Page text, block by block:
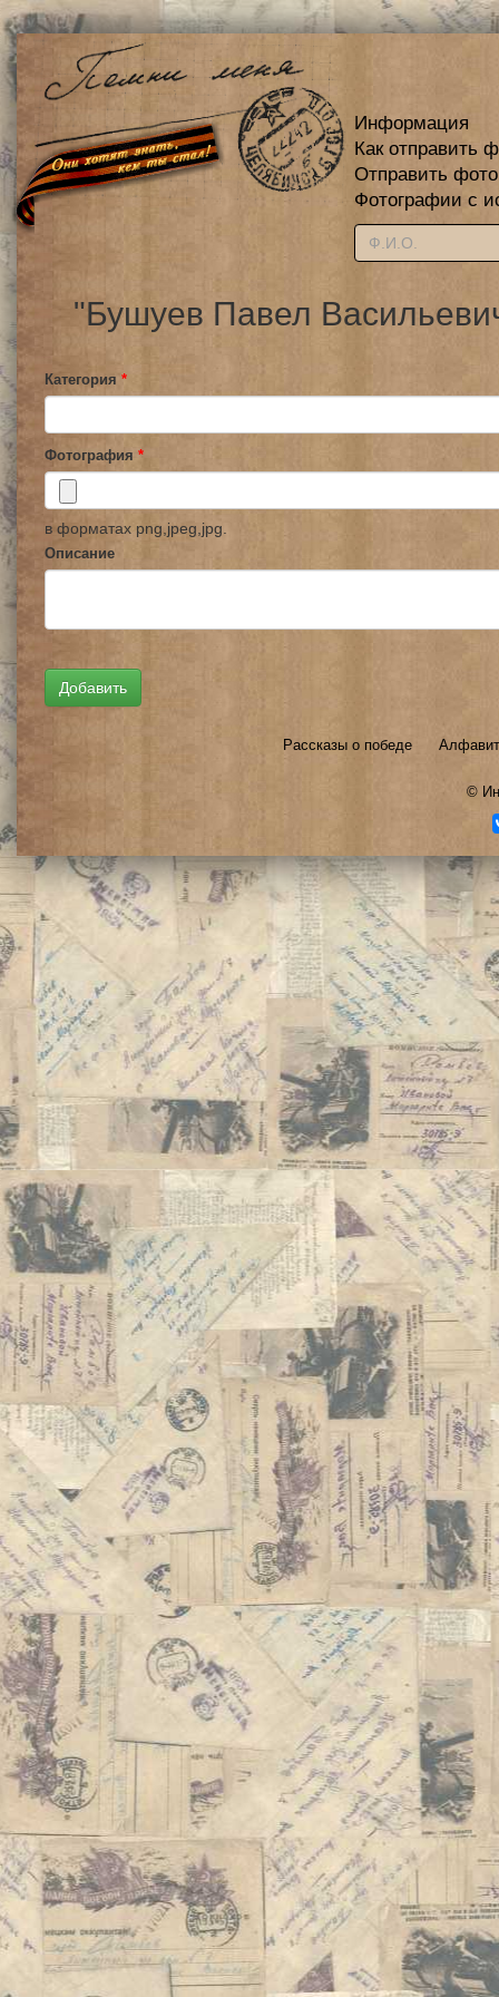
Информация
Как отправить
Отправить
Фотографии с
"Бушуев Павел
Категория *
Фотография *
в форматах png,jpeg,jpg.
Описание
Рассказы о победе
©